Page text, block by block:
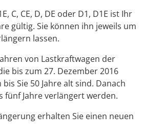
C, CE, D, DE oder D1, D1E ist Ihr
gültig. Sie können ihn jeweils um
lassen.
von Lastkraftwagen der
bis zum 27. Dezember 2016
Sie 50 Jahre alt sind. Danach
fünf Jahre verlängert werden.
erhalten Sie einen neuen